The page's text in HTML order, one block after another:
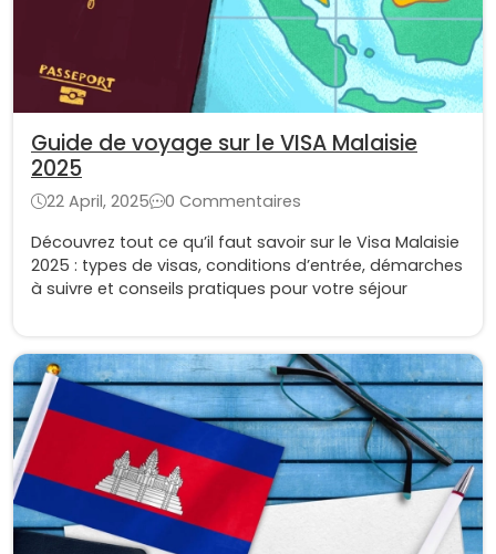
Guide de voyage sur le VISA Malaisie
2025
22 April, 2025
0 Commentaires
Découvrez tout ce qu’il faut savoir sur le Visa Malaisie
2025 : types de visas, conditions d’entrée, démarches
à suivre et conseils pratiques pour votre séjour